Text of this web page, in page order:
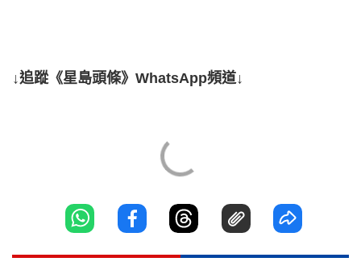
↓追蹤《星島頭條》WhatsApp頻道↓